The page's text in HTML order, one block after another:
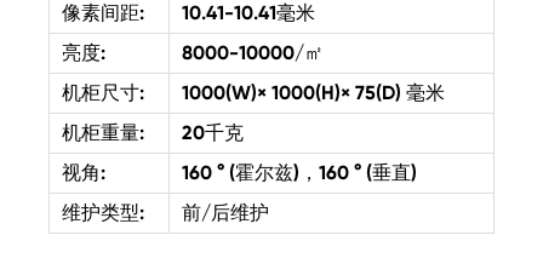
像素间距:
10.41-10.41毫米
亮度:
8000-10000/㎡
机柜尺寸:
1000(W)× 1000(H)× 75(D) 毫米
机柜重量:
20千克
视角:
160 ° (霍尔兹)，160 ° (垂直)
维护类型:
前/后维护